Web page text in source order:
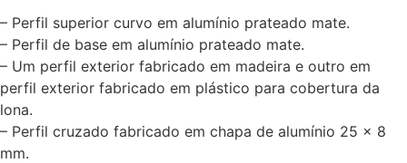
– Perfil superior curvo em alumínio prateado mate.
– Perfil de base em alumínio prateado mate.
– Um perfil exterior fabricado em madeira e outro em
perfil exterior fabricado em plástico para cobertura da
lona.
– Perfil cruzado fabricado em chapa de alumínio 25 x 8
mm.